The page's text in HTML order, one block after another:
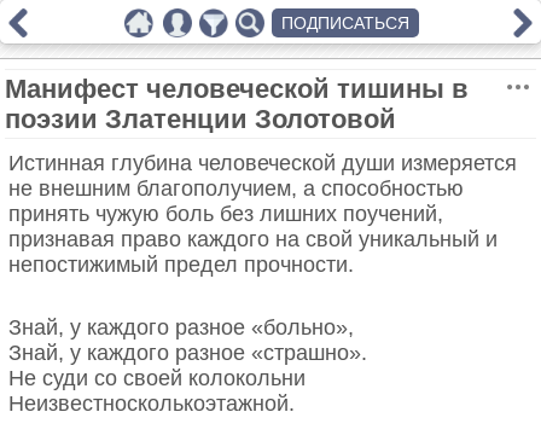
Манифест человеческой тишины в
поэзии Златенции Золотовой
Истинная глубина человеческой души измеряется
не внешним благополучием, а способностью
принять чужую боль без лишних поучений,
признавая право каждого на свой уникальный и
непостижимый предел прочности.
Знай, у каждого разное «больно»,
Знай, у каждого разное «страшно».
Не суди со своей колокольни
Неизвестносколькоэтажной.
ПОДПИСАТЬСЯ